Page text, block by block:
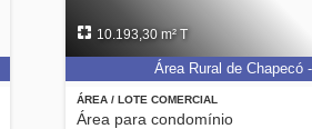
ÁREA / LOTE COMERCIAL
Área para condomínio
10.193,30 m² T
Área Rural de Chapecó